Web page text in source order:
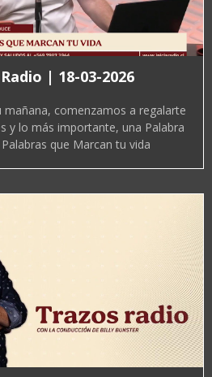
| 18-03-2026
comenzamos a regalarte
y lo más importante, una Palabra
que Marcan tu vida